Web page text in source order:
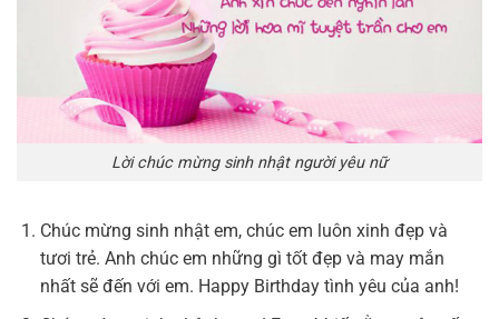
Lời chúc mừng sinh nhật người yêu nữ
Chúc mừng sinh nhật em, chúc em luôn xinh đẹp và
tươi trẻ. Anh chúc em những gì tốt đẹp và may mắn
nhất sẽ đến với em. Happy Birthday tình yêu của anh!